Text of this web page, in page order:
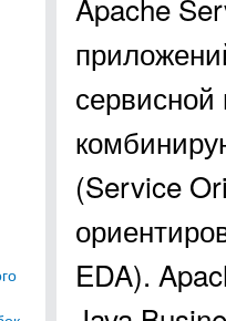
Apache
(Service
EDA).